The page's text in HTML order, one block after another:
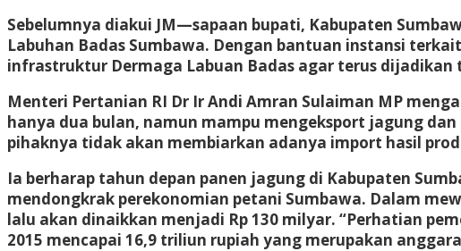
Sebelumnya diakui JM—sapaan bupati, Kabupaten
Labuhan Badas Sumbawa. Dengan bantuan instansi
infrastruktur Dermaga Labuan Badas agar terus
Menteri Pertanian RI Dr Ir Andi Amran Sulaiman MP
hanya dua bulan, namun mampu mengeksport jagung
pihaknya tidak akan membiarkan adanya import hasil
Ia berharap tahun depan panen jagung di Kabupaten
mendongkrak perekonomian petani Sumbawa. Dalam
lalu akan dinaikkan menjadi Rp 130 milyar. “Perhatian
2015 mencapai 16,9 triliun rupiah yang merupakan